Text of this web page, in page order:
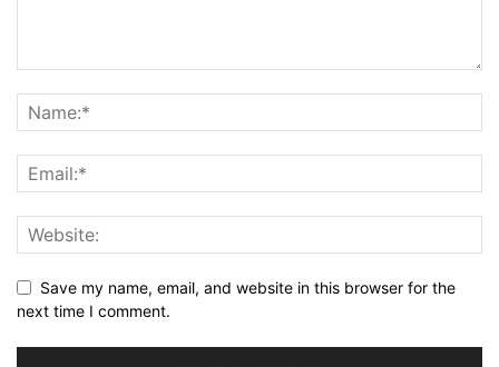
Save my name, email, and website in this browser for the
next time I comment.